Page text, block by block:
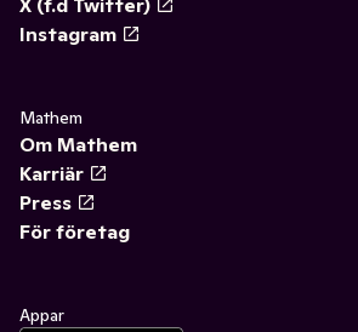
Instagram
Mathem
Om Mathem
Karriär
Press
För företag
Appar